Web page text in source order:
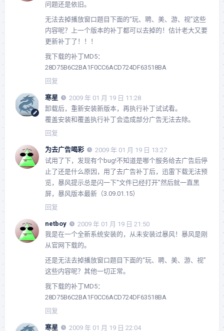
问题还是依旧。
无法去掉播放窗口题目下面的“玩、聘、美、游、视”这些
内容呢？上一个版本的补丁都可以去掉的！估计老大又要
更新补丁了！！！
我下载的补丁MD5：
28D75B6C2BA1F0CC6ACD724DF63518BA
回复
寒星
2009 年 01 月 19 日 11:28
卸载后，重新安装新版本，再执行补丁试试看。
覆盖安装和覆盖执行补丁会造成部分广告无法去除。
回复
为去广告喝彩
2009 年 01 月 19 日 13:27
试用了下，发现有个bug!不知道是哪个服务给去广告后停
止了还是什么原因，用了去广告补丁后，迅雷下载无法预
览，暴风提示总是闪一下“文件已经打开”然后就一直黑
屏，暴风版本最新（3.09.01.15）
回复
netboy
2009 年 01 月 19 日 21:50
我是在一个全新系统安装的，从未安装过暴风！暴风是刚
从官网下载的。
还是无法去掉播放窗口题目下面的“玩、聘、美、游、视”
这些内容呢？其他一切正常。
我下载的补丁MD5：
28D75B6C2BA1F0CC6ACD724DF63518BA
回复
寒星 2009 年 01 月 19 日 22:04